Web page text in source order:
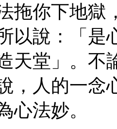
拖你下地獄
以說：「是
天堂」。不
，人的一念
心法妙。